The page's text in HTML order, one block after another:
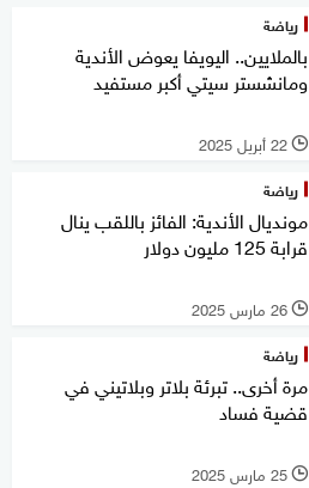
رياضة
بالملايين.. اليويفا يعوض الأندية
ومانشستر سيتي أكبر مستفيد
l 22 أبريل 2025
رياضة
مونديال الأندية: الفائز باللقب ينال
قرابة 125 مليون دولار
l 26 مارس 2025
رياضة
مرة أخرى.. تبرئة بلاتر وبلاتيني في
قضية فساد
l 25 مارس 2025